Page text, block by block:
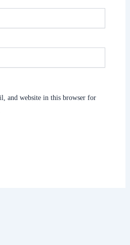
and website in this browser for